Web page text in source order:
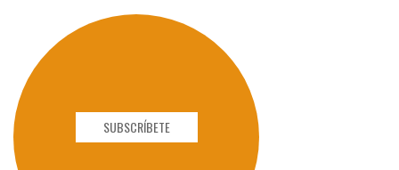
SUBSCRÍBETE